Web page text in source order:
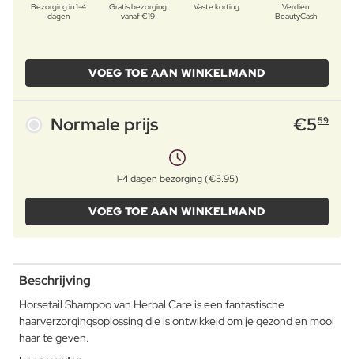
Bezorging in 1-4
dagen
Gratis bezorging
vanaf €19
Vaste korting
Verdien
BeautyCash
VOEG TOE AAN WINKELMAND
Normale prijs €559
1-4 dagen bezorging (€5.95)
VOEG TOE AAN WINKELMAND
Beschrijving
Horsetail Shampoo van Herbal Care is een fantastische
haarverzorgingsoplossing die is ontwikkeld om je gezond en mooi
haar te geven.